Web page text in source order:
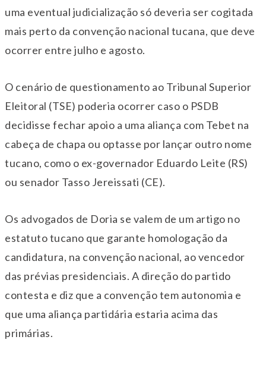
uma eventual judicialização só deveria ser cogitada
mais perto da convenção nacional tucana, que deve
ocorrer entre julho e agosto.
O cenário de questionamento ao Tribunal Superior
Eleitoral (TSE) poderia ocorrer caso o PSDB
decidisse fechar apoio a uma aliança com Tebet na
cabeça de chapa ou optasse por lançar outro nome
tucano, como o ex-governador Eduardo Leite (RS)
ou senador Tasso Jereissati (CE).
Os advogados de Doria se valem de um artigo no
estatuto tucano que garante homologação da
candidatura, na convenção nacional, ao vencedor
das prévias presidenciais. A direção do partido
contesta e diz que a convenção tem autonomia e
que uma aliança partidária estaria acima das
primárias.